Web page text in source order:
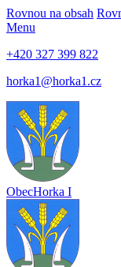
Rovnou na obsah
Menu
+420 327 399 822
horka1@horka1.cz
ObecHorka I